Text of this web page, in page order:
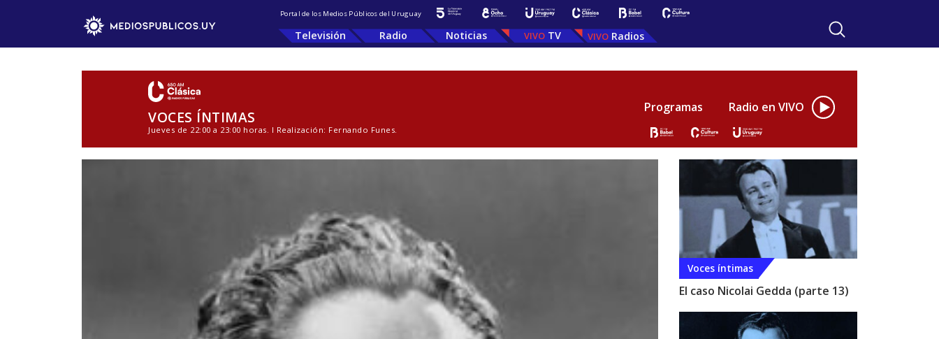
Portal de los Medios Públicos del Uruguay
Televisión Radio Noticias TV Radios
VOCES ÍNTIMAS
Jueves de 22:00 a 23:00 horas. l Realización: Fernando Funes.
Programas Radio en VIVO
Voces íntimas
El caso Nicolai Gedda (parte 13)